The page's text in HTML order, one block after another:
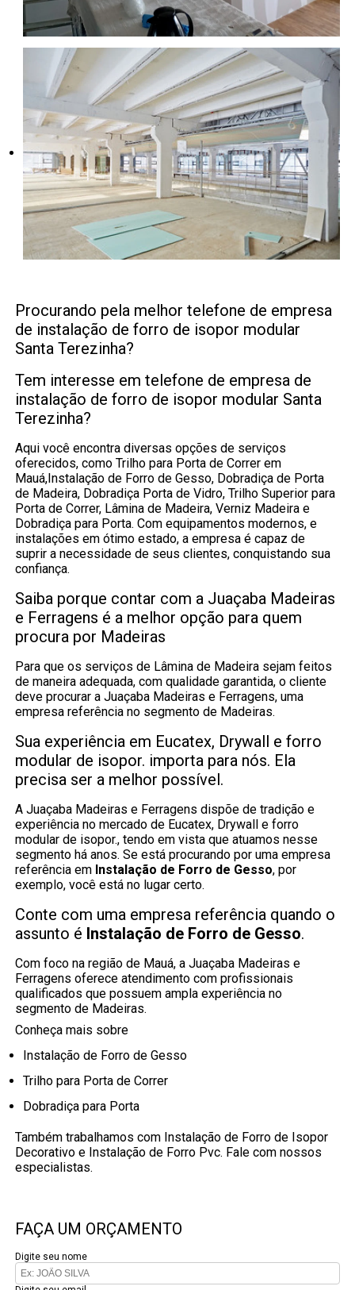
Procurando pela melhor telefone de empresa
de instalação de forro de isopor modular
Santa Terezinha?
Tem interesse em telefone de empresa de
instalação de forro de isopor modular Santa
Terezinha?
Aqui você encontra diversas opções de serviços
oferecidos, como Trilho para Porta de Correr em
Mauá,Instalação de Forro de Gesso, Dobradiça de Porta
de Madeira, Dobradiça Porta de Vidro, Trilho Superior para
Porta de Correr, Lâmina de Madeira, Verniz Madeira e
Dobradiça para Porta. Com equipamentos modernos, e
instalações em ótimo estado, a empresa é capaz de
suprir a necessidade de seus clientes, conquistando sua
confiança.
Saiba porque contar com a Juaçaba Madeiras
e Ferragens é a melhor opção para quem
procura por Madeiras
Para que os serviços de Lâmina de Madeira sejam feitos
de maneira adequada, com qualidade garantida, o cliente
deve procurar a Juaçaba Madeiras e Ferragens, uma
empresa referência no segmento de Madeiras.
Sua experiência em Eucatex, Drywall e forro
modular de isopor. importa para nós. Ela
precisa ser a melhor possível.
A Juaçaba Madeiras e Ferragens dispõe de tradição e
experiência no mercado de Eucatex, Drywall e forro
modular de isopor., tendo em vista que atuamos nesse
segmento há anos. Se está procurando por uma empresa
referência em Instalação de Forro de Gesso, por
exemplo, você está no lugar certo.
Conte com uma empresa referência quando o
assunto é Instalação de Forro de Gesso.
Com foco na região de Mauá, a Juaçaba Madeiras e
Ferragens oferece atendimento com profissionais
qualificados que possuem ampla experiência no
segmento de Madeiras.
Conheça mais sobre
Instalação de Forro de Gesso
Trilho para Porta de Correr
Dobradiça para Porta
Também trabalhamos com Instalação de Forro de Isopor
Decorativo e Instalação de Forro Pvc. Fale com nossos
especialistas.
FAÇA UM ORÇAMENTO
Digite seu nome